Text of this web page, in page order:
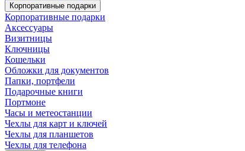
Корпоративные подарки
Корпоративные подарки
Аксессуары
Визитницы
Ключницы
Кошельки
Обложки для документов
Папки, портфели
Подарочные книги
Портмоне
Часы и метеостанции
Чехлы для карт и ключей
Чехлы для планшетов
Чехлы для телефона